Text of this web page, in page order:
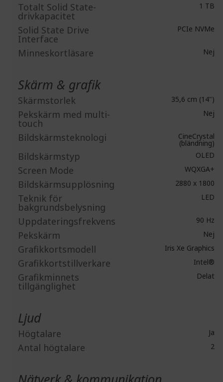
Totalt Solid State-
drivkapacitet
1 TB
Solid State Drive
Interface
PCIe NVMe
Minneskortläsare Nej
Skärm & grafik
Skärmstorlek 35,6 cm (14")
Pekskärm med multi-
touch
Nej
Bildskärmsteknologi CineCrystal
(bländning)
Bildskärmstyp OLED
Screen Mode WQXGA+
Bildskärmsupplösning 2880 x 1800
Teknik för
bakgrundsbelysning
LED
Uppdateringsfrekvens 90 Hz
Pekskärm Nej
Grafikkortsmodell Iris Xe Graphics
Grafikkortstillverkare Intel®
Grafikminnets
tillgänglighet
Delat
Ljud
Högtalare Ja
Antal högtalare 2